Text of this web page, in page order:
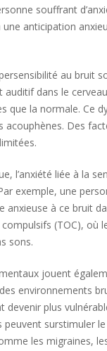
souffrant
anticipation
au bruit
auditif dans le
que la normale. Ce
acouphènes. Des
l’anxiété liée à la
exemple, une
anxieuse à ce bruit
(TOC), où
sons.
jouent
environnements
devenir plus
peuvent surstimuler
les migraines,